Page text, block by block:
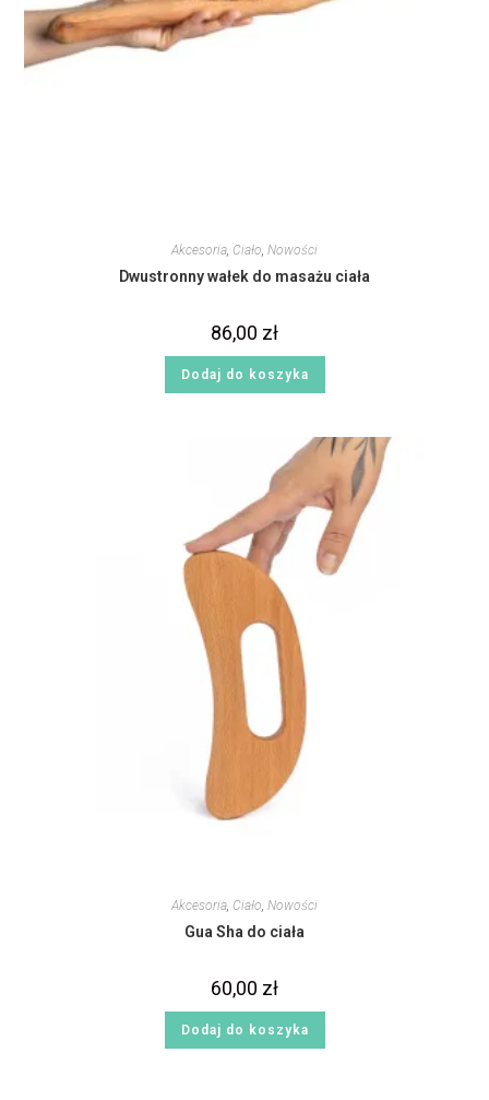
Akcesoria, Ciało, Nowości
Dwustronny wałek do masażu ciała
86,00 zł
Dodaj do koszyka
Akcesoria, Ciało, Nowości
Gua Sha do ciała
60,00 zł
Dodaj do koszyka